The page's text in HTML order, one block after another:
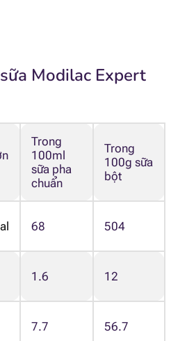
Modilac Expert
Trong
100ml
sữa pha
chuẩn
Trong
100g sữa
bột
68 504
1.6 12
7.7 56.7